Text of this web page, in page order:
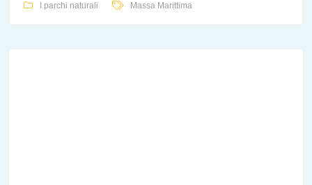
I parchi naturali Massa Marittima